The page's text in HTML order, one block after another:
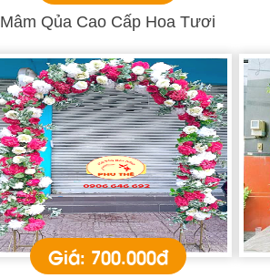
Mâm Qủa Cao Cấp Hoa Tươi
Giá: 700.000đ